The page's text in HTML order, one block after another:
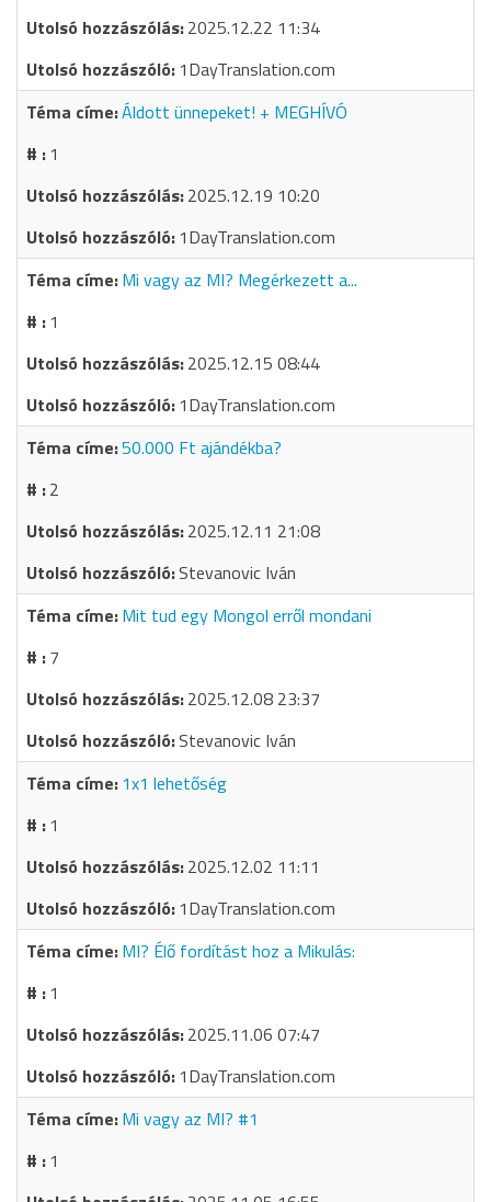
2025.12.22 11:34
1DayTranslation.com
Áldott ünnepeket! + MEGHÍVÓ
1
2025.12.19 10:20
1DayTranslation.com
Mi vagy az MI? Megérkezett a...
1
2025.12.15 08:44
1DayTranslation.com
50.000 Ft ajándékba?
2
2025.12.11 21:08
Stevanovic Iván
Mit tud egy Mongol erről mondani
7
2025.12.08 23:37
Stevanovic Iván
1x1 lehetőség
1
2025.12.02 11:11
1DayTranslation.com
MI? Élő fordítást hoz a Mikulás:
1
2025.11.06 07:47
1DayTranslation.com
Mi vagy az MI? #1
1